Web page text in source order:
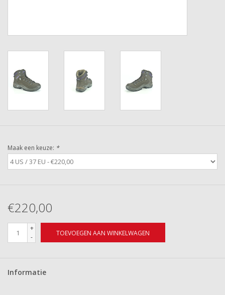
Maak een keuze: *
€220,00
+
-
TOEVOEGEN AAN WINKELWAGEN
Informatie